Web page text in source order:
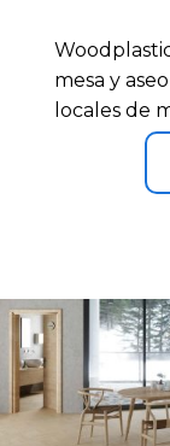
mesa y
locales de